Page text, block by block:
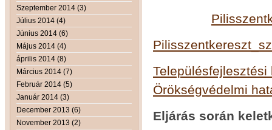
Szeptember 2014 (3)
Július 2014 (4)
Június 2014 (6)
Május 2014 (4)
április 2014 (8)
Március 2014 (7)
Február 2014 (5)
Január 2014 (3)
December 2013 (6)
November 2013 (2)
Településfejlesztési
Örökségvédelmi
Eljárás során